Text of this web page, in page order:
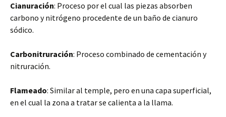
Cianuración: Proceso por el cual las piezas absorben
carbono y nitrógeno procedente de un baño de cianuro
sódico.
Carbonitruración: Proceso combinado de cementación y
nitruración.
Flameado: Similar al temple, pero en una capa superficial,
en el cual la zona a tratar se calienta a la llama.